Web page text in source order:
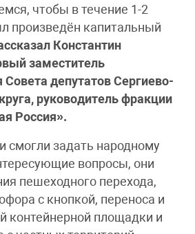
чтобы в течение 1-2
произведён капитальный
Константин
заместитель
Совета депутатов Сергиево-
руководитель фракции
Россия».
смогли задать народному
вопросы, они
пешеходного перехода,
с кнопкой, переноса и
контейнерной площадки и